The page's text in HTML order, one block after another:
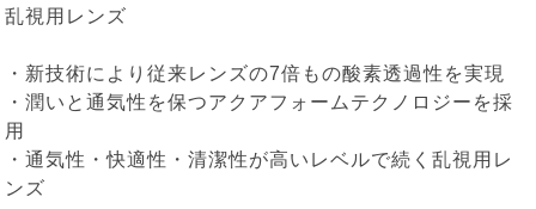
乱視用レンズ
・新技術により従来レンズの7倍もの酸素透過性を実現
・潤いと通気性を保つアクアフォームテクノロジーを採
用
・通気性・快適性・清潔性が高いレベルで続く乱視用レ
ンズ